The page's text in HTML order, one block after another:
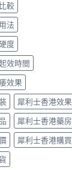
較
法
度
效時間
效果
犀利士香港效果
犀利士香港藥房
犀利士香港購買